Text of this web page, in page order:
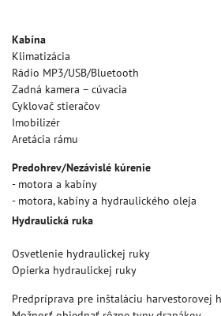
Kabína
Klimatizácia
Rádio MP3/USB/Bluetooth
Zadná kamera – cúvacia
Cyklovač stieračov
Imobilizér
Aretácia rámu
Predohrev/Nezávislé kúrenie
- motora a kabíny
- motora, kabíny a hydraulického oleja
Hydraulická ruka
Osvetlenie hydraulickej ruky
Opierka hydraulickej ruky
Predpríprava pre inštaláciu harvestorovej